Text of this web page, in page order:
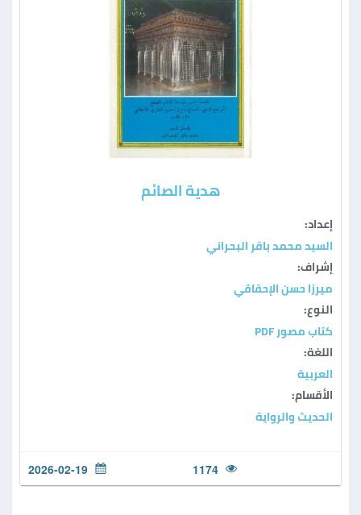
هدية الصائم
إعداد:
السيد محمد باقر البحراني
إشراف:
ميرزا حسن الإحقاقي
النوع:
كتاب مصور PDF
اللغة:
العربية
الأقسام:
الحديث والرواية
1174
2026-02-19